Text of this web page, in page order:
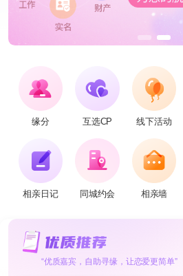
缘分 互选CP 线下活动
相亲日记 同城约会 相亲墙
“优质嘉宾，自助寻缘，让恋爱更简单”